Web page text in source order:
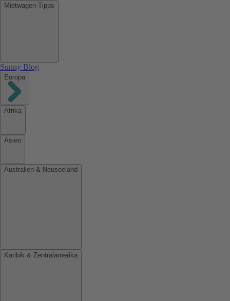
Mietwagen-Tipps
Sunny Blog
Europa
Afrika
Asien
Australien & Neuseeland
Karibik & Zentralamerika